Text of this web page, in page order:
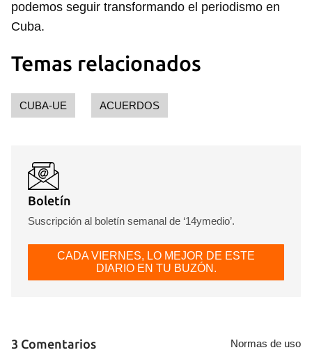
iniciar sesión con tu cuenta de 14ymedio.
podemos seguir transformando el periodismo en
Cuba.
Temas relacionados
CUBA-UE ACUERDOS
Boletín
Suscripción al boletín semanal de ‘14ymedio’.
CADA VIERNES, LO MEJOR DE ESTE
DIARIO EN TU BUZÓN.
3 Comentarios Normas de uso